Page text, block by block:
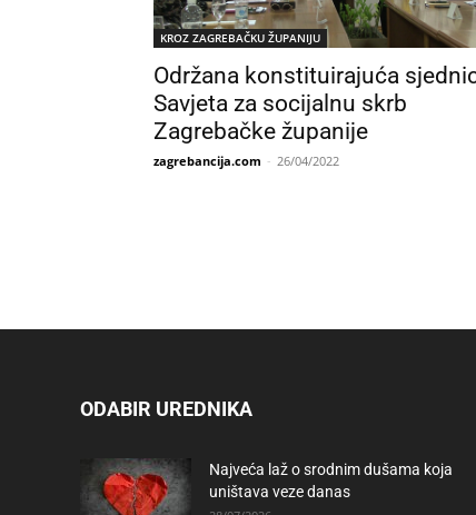
KROZ ZAGREBAČKU ŽUPANIJU
Održana konstituirajuća
Savjeta za socijalnu skrb
Zagrebačke županije
zagrebancija.com - 26/04/2022
ODABIR UREDNIKA
Najveća laž o srodnim dušama koja
uništava veze danas